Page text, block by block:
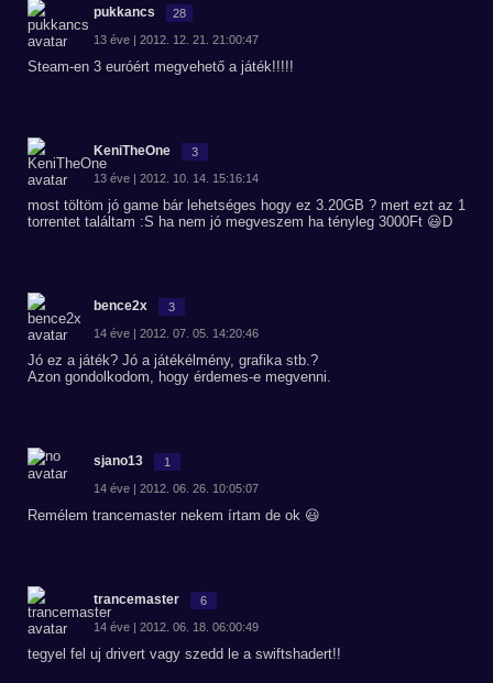
pukkancs 28
13 éve | 2012. 12. 21. 21:00:47
Steam-en 3 euróért megvehető a játék!!!!!
KeniTheOne 3
13 éve | 2012. 10. 14. 15:16:14
most töltöm jó game bár lehetséges hogy ez 3.20GB ? mert ezt az 1
torrentet találtam :S ha nem jó megveszem ha tényleg 3000Ft 😃D
bence2x 3
14 éve | 2012. 07. 05. 14:20:46
Jó ez a játék? Jó a játékélmény, grafika stb.?
Azon gondolkodom, hogy érdemes-e megvenni.
sjano13 1
14 éve | 2012. 06. 26. 10:05:07
Remélem trancemaster nekem írtam de ok 😃
trancemaster 6
14 éve | 2012. 06. 18. 06:00:49
tegyel fel uj drivert vagy szedd le a swiftshadert!!